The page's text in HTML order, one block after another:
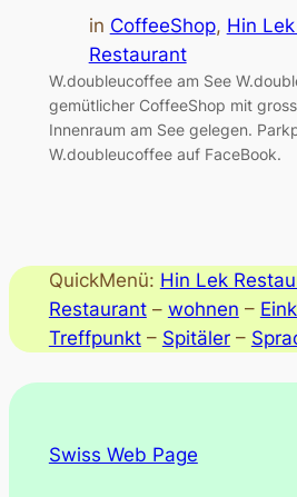
in CoffeeShop, Hin
Restaurant
W.doubleucoffee am See
gemütlicher CoffeeShop mit
Innenraum am See gelegen.
W.doubleucoffee auf FaceBook.
QuickMenü: Hin Lek
Restaurant– wohnen –
Treffpunkt– Spitäler–
Swiss Web Page